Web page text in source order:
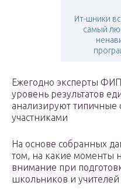
Ит-шники
самый
Ежегодно эксперты
уровень результатов
анализируют
участниками
На основе собранных
том, на какие моменты
внимание при
школьников и